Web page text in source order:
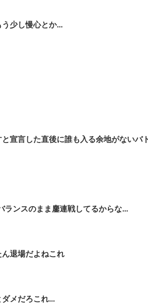
う少し慢心とか…
宣言した直後に誰も入る余地がないバ
ンスのまま鏖連戦してるからな…
退場だよねこれ
ダメだろこれ…